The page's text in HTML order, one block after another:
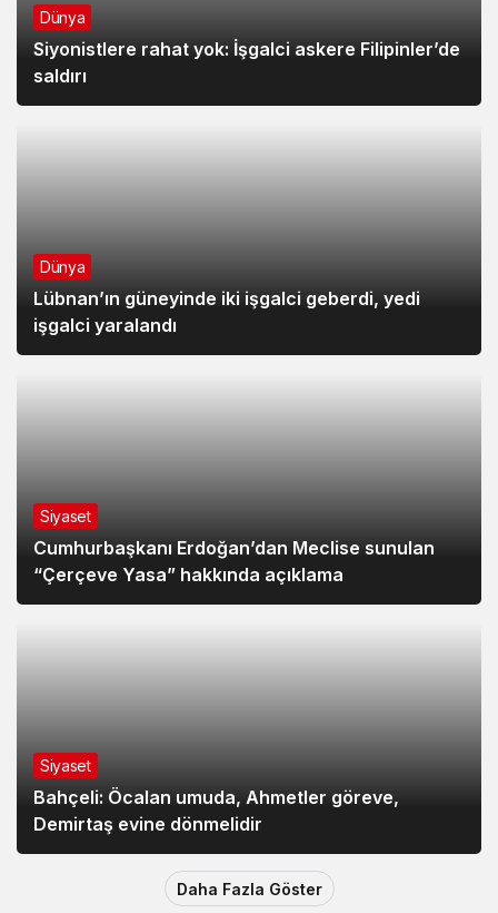
Dünya
Siyonistlere rahat yok: İşgalci askere Filipinler’de
saldırı
Dünya
Lübnan’ın güneyinde iki işgalci geberdi, yedi
işgalci yaralandı
Siyaset
Cumhurbaşkanı Erdoğan’dan Meclise sunulan
“Çerçeve Yasa” hakkında açıklama
Siyaset
Bahçeli: Öcalan umuda, Ahmetler göreve,
Demirtaş evine dönmelidir
Daha Fazla Göster